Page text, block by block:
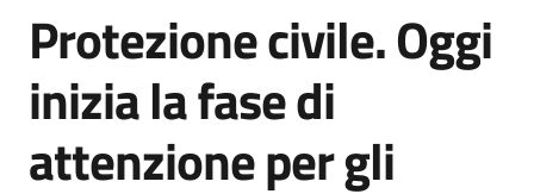
Agenzia
di
Salta al contenuto
Protezione civile. Oggi
inizia la fase di
attenzione per gli